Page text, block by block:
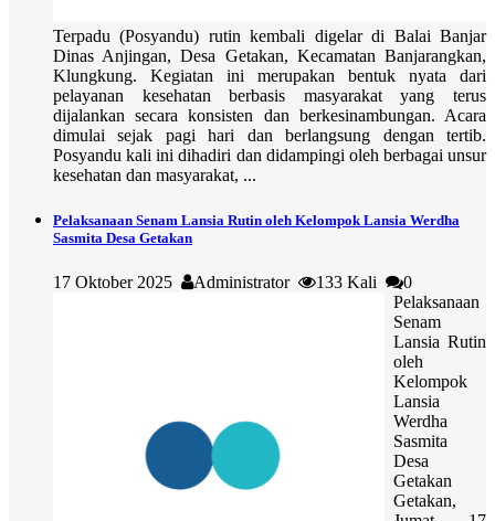
Terpadu (Posyandu) rutin kembali digelar di Balai Banjar
Dinas Anjingan, Desa Getakan, Kecamatan Banjarangkan,
Klungkung. Kegiatan ini merupakan bentuk nyata dari
pelayanan kesehatan berbasis masyarakat yang terus
dijalankan secara konsisten dan berkesinambungan. Acara
dimulai sejak pagi hari dan berlangsung dengan tertib.
Posyandu kali ini dihadiri dan didampingi oleh berbagai unsur
kesehatan dan masyarakat, ...
Pelaksanaan Senam Lansia Rutin oleh Kelompok Lansia Werdha
Sasmita Desa Getakan
17 Oktober 2025 Administrator 133 Kali
0
Pelaksanaan
Senam
Lansia Rutin
oleh
Kelompok
Lansia
Werdha
Sasmita
Desa
Getakan
Getakan,